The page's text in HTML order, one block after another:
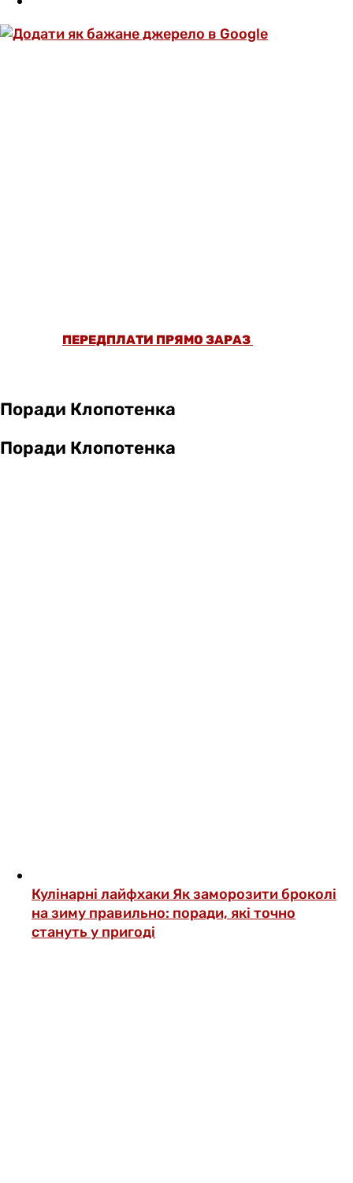
ПЕРЕДПЛАТИ ПРЯМО ЗАРАЗ
Поради Клопотенка
Поради Клопотенка
Кулінарні лайфхаки Як заморозити броколі
на зиму правильно: поради, які точно
стануть у пригоді